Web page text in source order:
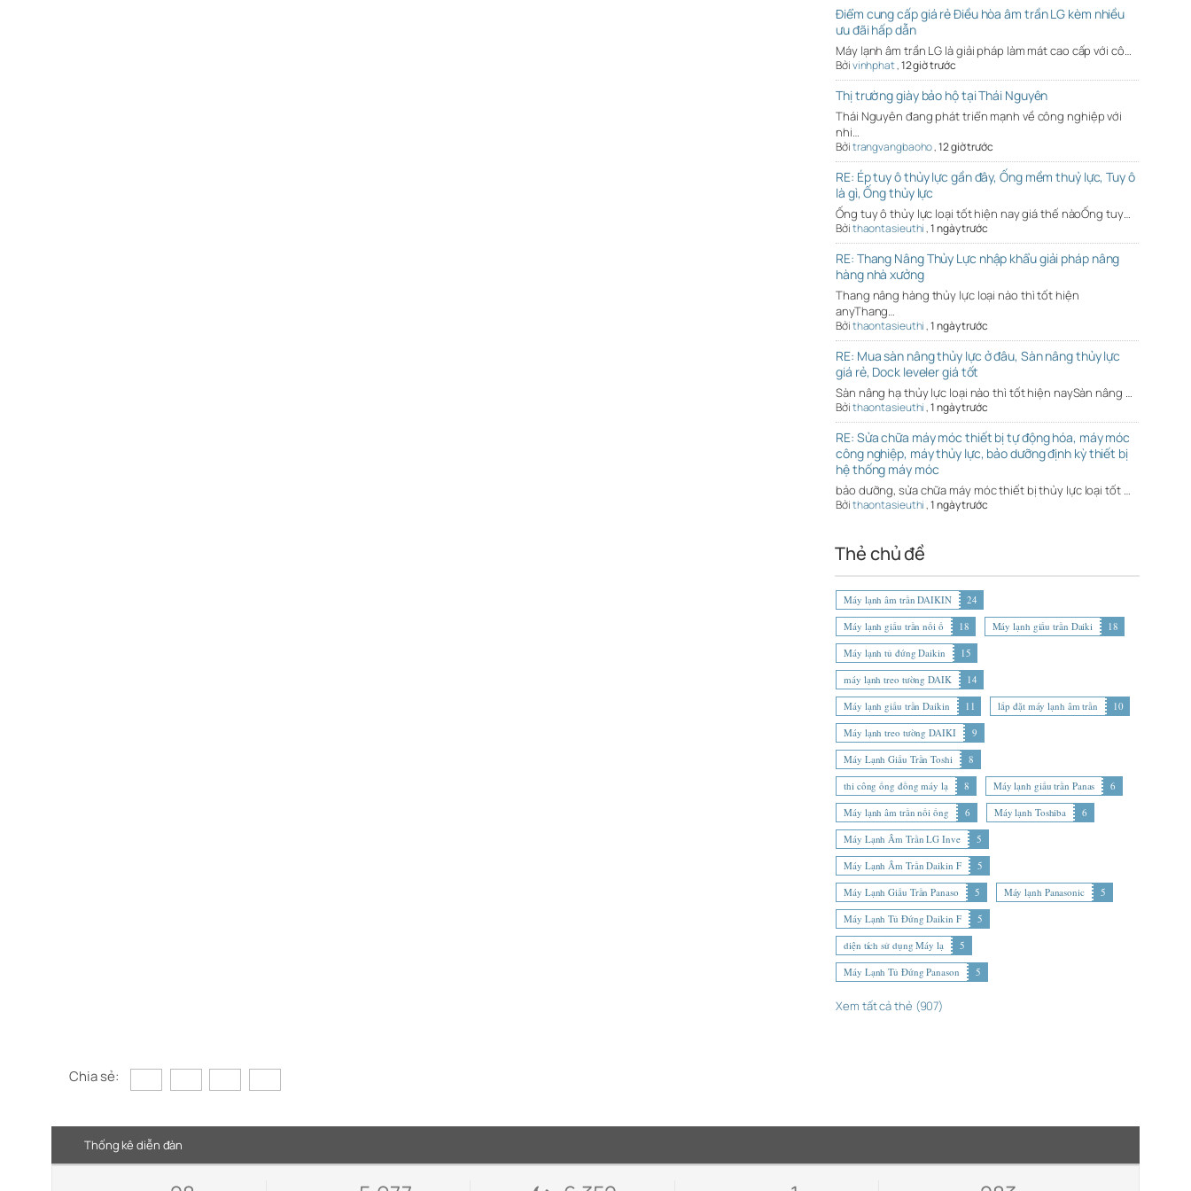
Điểm cung cấp giá rẻ Điều hòa âm trần LG kèm nhiều
ưu đãi hấp dẫn
Máy lạnh âm trần LG là giải pháp làm mát cao cấp với cô…
Bởivinhphat,12 giờ trước
Thị trường giày bảo hộ tại Thái Nguyên
Thái Nguyên đang phát triển mạnh về công nghiệp với
nhi…
Bởitrangvangbaoho,12 giờ trước
RE: Ép tuy ô thủy lực gần đây, Ống mềm thuỷ lực, Tuy ô
là gì, Ống thủy lực
Ống tuy ô thủy lực loại tốt hiện nay giá thế nàoỐng tuy…
Bởithaontasieuthi,1 ngày trước
RE: Thang Nâng Thủy Lực nhập khẩu giải pháp nâng
hàng nhà xưởng
Thang nâng hàng thủy lực loại nào thì tốt hiện
anyThang…
Bởithaontasieuthi,1 ngày trước
RE: Mua sàn nâng thủy lực ở đâu, Sàn nâng thủy lực
giá rẻ, Dock leveler giá tốt
Sàn nâng hạ thủy lực loại nào thì tốt hiện naySàn nâng …
Bởithaontasieuthi,1 ngày trước
RE: Sửa chữa máy móc thiết bị tự động hóa, máy móc
công nghiệp, máy thủy lực, bảo dưỡng định kỳ thiết bị
hệ thống máy móc
bảo dưỡng, sửa chữa máy móc thiết bị thủy lực loại tốt …
Bởithaontasieuthi,1 ngày trước
Thẻ chủ đề
Máy lạnh âm trần DAIKIN
24
Máy lạnh giấu trần nối ố
18 Máy lạnh giấu trần Daiki
18
Máy lạnh tủ đứng Daikin
15
máy lạnh treo tường DAIK
14
Máy lạnh giấu trần Daikin
11 lắp đặt máy lạnh âm trần
10
Máy lạnh treo tường DAIKI
9
Máy Lạnh Giấu Trần Toshi
8
thi công ống đồng máy lạ
8 Máy lạnh giấu trần Panas
6
Máy lạnh âm trần nối ống
6 Máy lạnh Toshiba
6
Máy Lạnh Âm Trần LG Inve
5
Máy Lạnh Âm Trần Daikin F
5
Máy Lạnh Giấu Trần Panaso
5 Máy lạnh Panasonic
5
Máy Lạnh Tủ Đứng Daikin F
5
diện tích sử dụng Máy lạ
5
Máy Lạnh Tủ Đứng Panason
5
Xem tất cả thẻ (907)
Chia sẻ:
Thống kê diễn đàn